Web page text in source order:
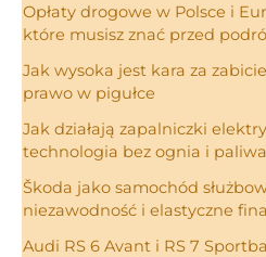
Opłaty drogowe w Polsce i
które musisz znać przed
Jak wysoka jest kara za
prawo w pigułce
Jak działają zapalniczki
technologia bez ognia i paliwa
Škoda jako samochód
niezawodność i elastyczne
Audi RS 6 Avant i RS 7